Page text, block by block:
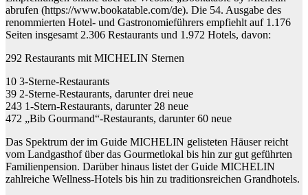
abrufen (https://www.bookatable.com/de). Die 54. Ausgabe des
renommierten Hotel- und Gastronomieführers empfiehlt auf 1.176
Seiten insgesamt 2.306 Restaurants und 1.972 Hotels, davon:
292 Restaurants mit MICHELIN Sternen
10 3-Sterne-Restaurants
39 2-Sterne-Restaurants, darunter drei neue
243 1-Stern-Restaurants, darunter 28 neue
472 „Bib Gourmand“-Restaurants, darunter 60 neue
Das Spektrum der im Guide MICHELIN gelisteten Häuser reicht
vom Landgasthof über das Gourmetlokal bis hin zur gut geführten
Familienpension. Darüber hinaus listet der Guide MICHELIN
zahlreiche Wellness-Hotels bis hin zu traditionsreichen Grandhotels.